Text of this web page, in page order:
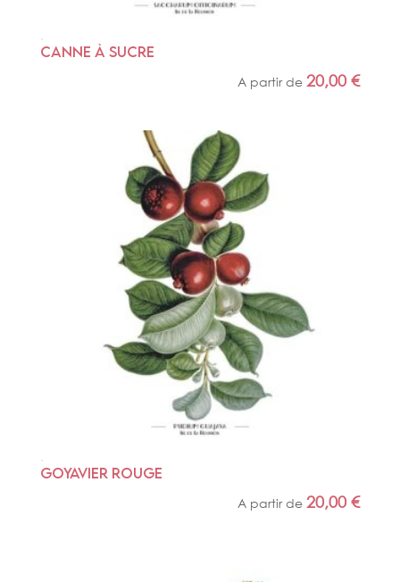
CANNE À SUCRE
A partir de20,00€
GOYAVIER ROUGE
A partir de 20,00€